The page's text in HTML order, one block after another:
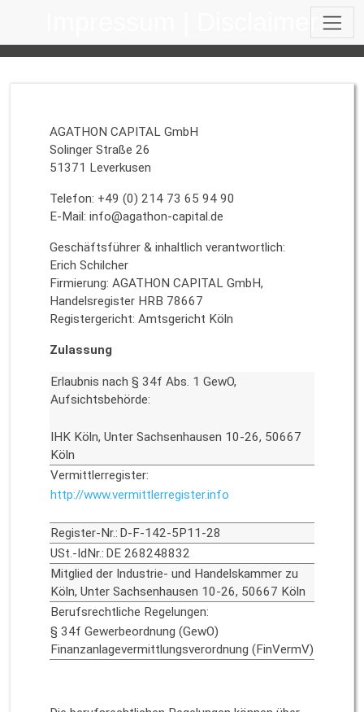
AGATHON CAPITAL GmbH
Solinger Straße 26
51371 Leverkusen
Telefon: +49 (0) 214 73 65 94 90
E-Mail: info@agathon-capital.de
Geschäftsführer & inhaltlich verantwortlich:
Erich Schilcher
Firmierung: AGATHON CAPITAL GmbH,
Handelsregister HRB 78667
Registergericht: Amtsgericht Köln
Zulassung
Erlaubnis nach § 34f Abs. 1 GewO,
Aufsichtsbehörde:
IHK Köln, Unter Sachsenhausen 10-26, 50667
Köln
Vermittlerregister:
http://www.vermittlerregister.info
Register-Nr.: D-F-142-5P11-28
USt.-IdNr.: DE 268248832
Mitglied der Industrie- und Handelskammer zu
Köln, Unter Sachsenhausen 10-26, 50667 Köln
Berufsrechtliche Regelungen:
§ 34f Gewerbeordnung (GewO)
Finanzanlagevermittlungsverordnung (FinVermV)